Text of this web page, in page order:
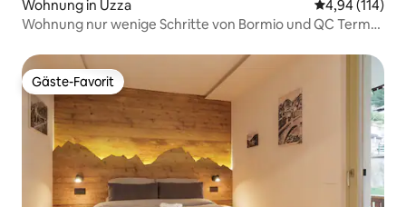
Wohnung in Uzza
4,94 (114)
Wohnung nur wenige Schritte von Bormio und QC Terme
Gäste-Favorit
Gäste-Favorit